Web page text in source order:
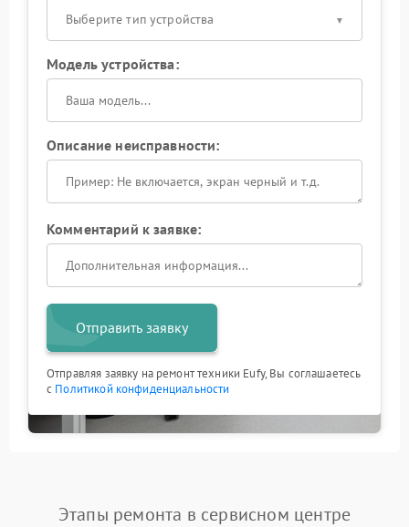
Выберите тип устройства
Модель устройства:
Описание неисправности:
Комментарий к заявке:
Отправить заявку
Отправляя заявку на ремонт техники Eufy, Вы соглашаетесь
с Политикой конфиденциальности
Этапы ремонта в сервисном центре